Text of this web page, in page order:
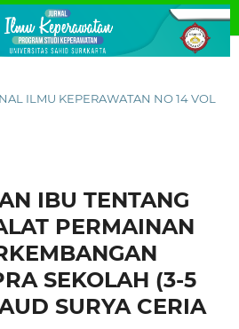
ILMU KEPERAWATAN NO 14 VOL
IBU TENTANG
PERMAINAN
SEKOLAH (3-5
SURYA CERIA